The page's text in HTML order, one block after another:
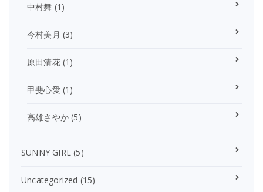
中村舞 (1)
今村美月 (3)
原田清花(1)
甲斐心愛 (1)
高雄さやか (5)
SUNNY GIRL (5)
Uncategorized (15)